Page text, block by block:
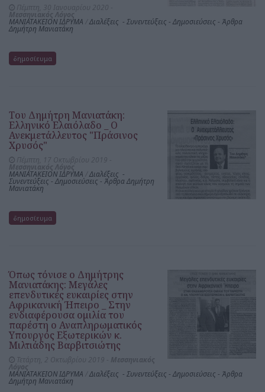
ΜΑΝΙΑΤΑΚΕΙΟΝ ΙΔΡΥΜΑ Διαλέξεις - Συνεντεύξεις - Δημοσιεύσεις - Άρθρα
Δημήτρη Μανιατάκη
δημοσίευμα
Του Δημήτρη Μανιατάκη:
Ελληνικό Ελαιόλαδο _ Ο
Ανεκμετάλλευτος "Πράσινος
Χρυσός"
ΜΑΝΙΑΤΑΚΕΙΟΝ ΙΔΡΥΜΑ Διαλέξεις -
Συνεντεύξεις - Δημοσιεύσεις - Άρθρα Δημήτρη
Μανιατάκη
δημοσίευμα
Όπως τόνισε ο Δημήτρης
Μανιατάκης: Μεγάλες
επενδυτικές ευκαιρίες στην
Αφρικανική Ήπειρο _ Στην
ενδιαφέρουσα ομιλία του
παρέστη ο Αναπληρωματικός
Υπουργός Εξωτερικών κ.
Μιλτιάδης Βαρβιτσιώτης
ΜΑΝΙΑΤΑΚΕΙΟΝ ΙΔΡΥΜΑ Διαλέξεις - Συνεντεύξεις - Δημοσιεύσεις - Άρθρα
Δημήτρη Μανιατάκη